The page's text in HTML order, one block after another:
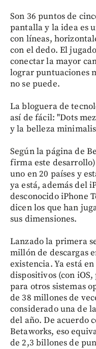
Son 36 puntos de
pantalla y la idea es
con líneas,
con el dedo. El
conectar la mayor
lograr puntuaciones
no se puede.
La bloguera de
así de fácil: "Dots
y la belleza
Según la página de
firma este
uno en 20 países y
ya está, además del
desconocido iPhone
dicen los que han
sus dimensiones.
Lanzado la primera
millón de descargas
existencia. Ya está
dispositivos (con
para otros sistemas
de 38 millones de
considerado una de
del año. De acuerdo
Betaworks, eso
de 2,3 billones de